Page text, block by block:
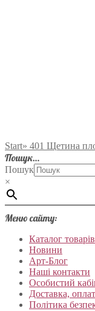
Start» 401 Щетина
Пошук…
Пошук
×
Меню сайту:
Каталог товарів
Новини
Арт-Блог
Наші контакти
Особистий
Доставка,
Політика